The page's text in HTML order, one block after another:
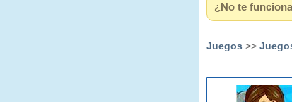
¿No te
Juegos >>